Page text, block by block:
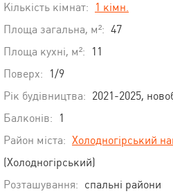
Кількість кімнат:
1 кімн.
Площа загальна, м²: 47
Площа кухні, м²:
11
Поверх:
1/9
Рік будівництва: 2021-2025,
Балконів:
1
Район міста: Холодногірський
(Холодногірський)
Розташування: спальні райони